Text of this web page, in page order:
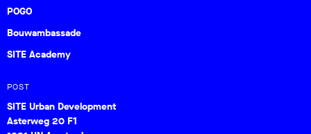
POGO
Bouwambassade
SITE Academy
POST
SITE Urban Development
Asterweg 20 F1